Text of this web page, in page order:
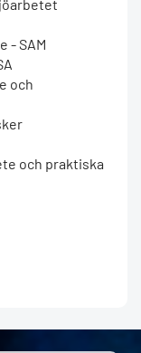
- SAM
och
och praktiska